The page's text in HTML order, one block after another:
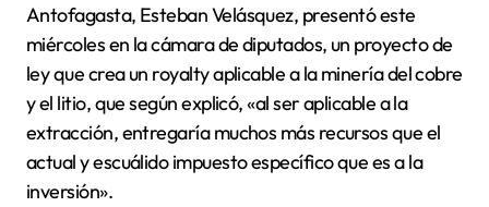
Antofagasta, Esteban Velásquez, presentó este
miércoles en la cámara de diputados, un proyecto de
ley que crea un royalty aplicable a la minería del cobre
y el litio, que según explicó, «al ser aplicable a la
extracción, entregaría muchos más recursos que el
actual y escuálido impuesto específico que es a la
inversión».